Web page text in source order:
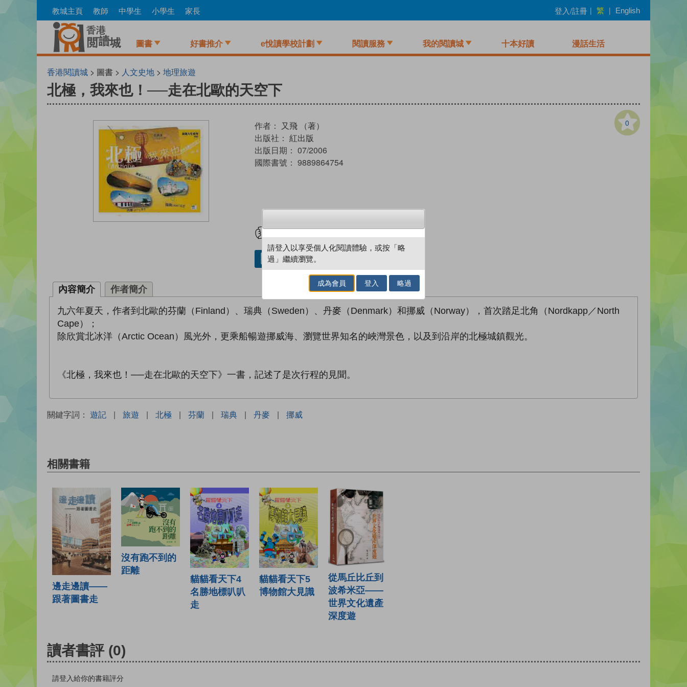
to
教城主頁 教師 中學生 小學生 家長 登入/註冊 | 繁 | English
圖書 好書推介 e悅讀學校計劃 閱讀服務 我的閱讀城 十本好讀 漫話生活
香港閱讀城 > 圖書 > 人文史地 > 地理旅遊
北極，我來也！──走在北歐的天空下
0
作者： 又飛 （著）
出版社： 紅出版
出版日期： 07/2006
國際書號： 9889864754
借閱實體書
內容簡介 作者簡介
九六年夏天，作者到北歐的芬蘭（Finland）、瑞典（Sweden）、丹麥（Denmark）和挪威（Norway），首次踏足北角（Nordkapp／North
Cape）；
除欣賞北冰洋（Arctic Ocean）風光外，更乘船暢遊挪威海、瀏覽世界知名的峽灣景色，以及到沿岸的北極城鎮觀光。
《北極，我來也！──走在北歐的天空下》一書，記述了是次行程的見聞。
關鍵字詞： 遊記 | 旅遊 | 北極 | 芬蘭 | 瑞典 | 丹麥 | 挪威
相關書籍
邊走邊讀——
跟著圖書走
沒有跑不到的
距離
貓貓看天下4
名勝地標叭叭
走
貓貓看天下5
博物館大見識
從馬丘比丘到
波希米亞——
世界文化遺產
深度遊
讀者書評 (0)
請登入給你的書籍評分
請登入以享受個人化閱讀體驗，或按「略
過」繼續瀏覽。
成為會員 登入 略過